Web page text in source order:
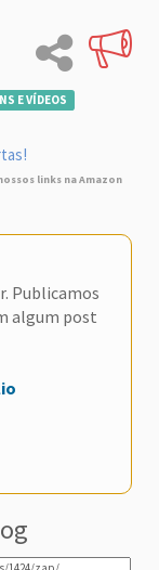
E VÍDEOS
links na Amazon
Publicamos
algum post